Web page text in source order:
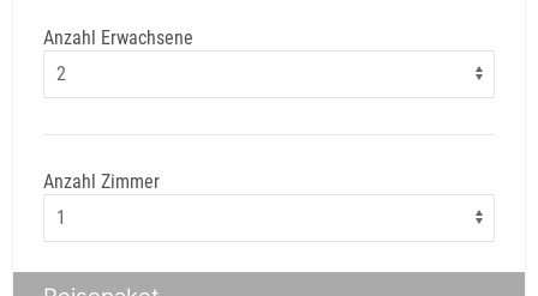
Anzahl Erwachsene
Anzahl Zimmer